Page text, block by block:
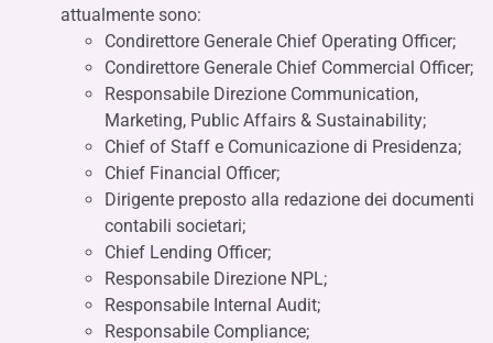
attualmente sono:
Condirettore Generale Chief Operating Officer;
Condirettore Generale Chief Commercial Officer;
Responsabile Direzione Communication,
Marketing, Public Affairs & Sustainability;
Chief of Staff e Comunicazione di Presidenza;
Chief Financial Officer;
Dirigente preposto alla redazione dei documenti
contabili societari;
Chief Lending Officer;
Responsabile Direzione NPL;
Responsabile Internal Audit;
Responsabile Compliance;